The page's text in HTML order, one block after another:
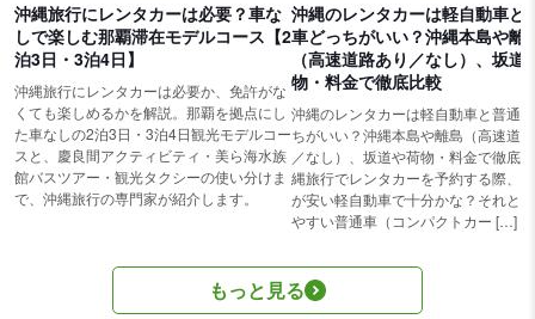
沖縄旅行にレンタカーは必要？車な
しで楽しむ那覇滞在モデルコース【2
泊3日・3泊4日】
沖縄旅行にレンタカーは必要か、免許がな
くても楽しめるかを解説。那覇を拠点にし
た車なしの2泊3日・3泊4日観光モデルコー
スと、慶良間アクティビティ・美ら海水族
館バスツアー・観光タクシーの使い分けま
で、沖縄旅行の専門家が紹介します。
沖縄のレンタカーは軽自動車と
車どっちがいい？沖縄本島や離
（高速道路あり／なし）、坂道
物・料金で徹底比較
沖縄のレンタカーは軽自動車と普通
ちがいい？沖縄本島や離島（高速道
／なし）、坂道や荷物・料金で徹底
縄旅行でレンタカーを予約する際、
が安い軽自動車で十分かな？それと
やすい普通車（コンパクトカー […]
もっと見る